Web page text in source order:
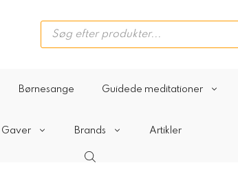
Products
search
Børnesange Guidede meditationer
Gaver Brands Artikler